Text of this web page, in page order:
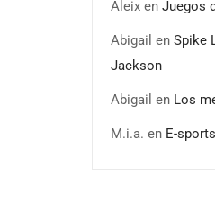
Aleix en Juegos
Abigail en Spike
Jackson
Abigail en Los
M.i.a. en E-sports